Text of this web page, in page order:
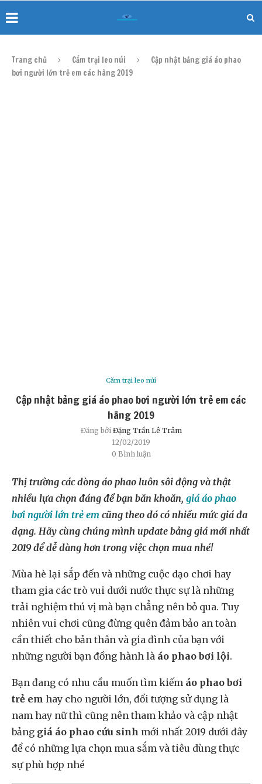
Trang chủ Cắm trại leo núi
Cập nhật bảng giá áo phao
bơi người lớn trẻ em các hãng 2019
Cắm trại leo núi
Cập nhật bảng giá áo phao bơi người lớn trẻ em các
hãng 2019
Đăng bởi Đặng Trần Lê Trâm
12/02/2019
0 Bình luận
Thị trường các dòng áo phao luôn sôi động và thật
nhiều lựa chọn đáng để bạn băn khoăn, giá áo phao
bơi người lớn trẻ em cũng theo đó có nhiều mức giá đa
dạng. Hãy cùng chúng mình update bảng giá mới nhất
2019 để dễ dàng hơn trong việc chọn mua nhé!
Mùa hè lại sắp đến và những cuộc dạo chơi hay
tham gia các trò vui dưới nước thực sự là những
trải nghiệm thú vị mà bạn chẳng nên bỏ qua. Tuy
nhiên vui chơi cũng đừng quên đảm bảo an toàn
cần thiết cho bản thân và gia đình của bạn với
những người bạn đồng hành là áo phao bơi lội.
Bạn đang có nhu cầu muốn tìm kiếm áo phao bơi
trẻ em hay cho người lớn, đối tượng sử dụng là
nam hay nữ thì cũng nên tham khảo và cập nhật
bảng giá áo phao cứu sinh mới nhất 2019 dưới đây
để có những lựa chọn mua sắm và tiêu dùng thực
sự phù hợp nhé